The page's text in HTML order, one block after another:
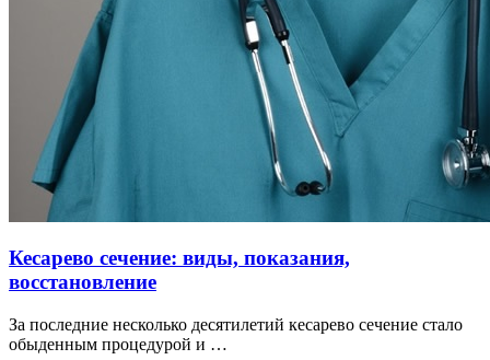
Кесарево сечение: виды, показания,
восстановление
За последние несколько десятилетий кесарево сечение стало
обыденным процедурой и …